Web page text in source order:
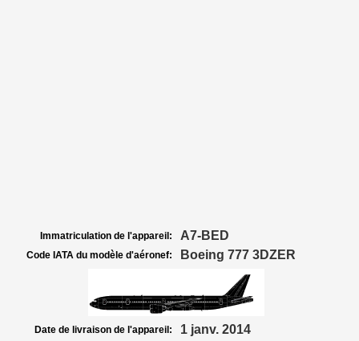
Immatriculation de l'appareil: A7-BED
Code IATA du modèle d'aéronef: Boeing 777 3DZER
Date de livraison de l'appareil: 1 janv. 2014